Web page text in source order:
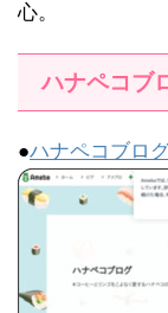
心。
ハナペコブ
●ハナペコブロ